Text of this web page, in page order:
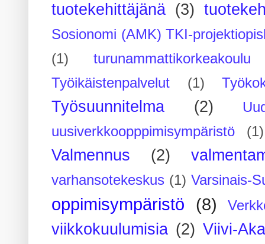
tuotekehittäjänä (3)
Sosionomi (AMK) TKI-
(1)
turunammattikorkeakoulu
Työikäistenpalvelut
(1)
Työsuunnitelma (2)
uusiverkkoopppimisympäristö
(1)
Valmennus (2)
varhansotekeskus (1) Varsinais-
oppimisympäristö (8)
viikkokuulumisia (2) Viivi-